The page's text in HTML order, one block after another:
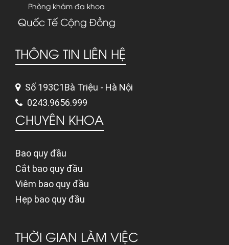
Phòng khám đa khoa
Quốc Tế Cộng Đồng
THÔNG TIN LIÊN HỆ
Số 193C1Bà Triệu - Hà Nội
0243.9656.999
CHUYÊN KHOA
Bao quy đầu
Cắt bao quy đầu
Viêm bao quy đầu
Hẹp bao quy đầu
THỜI GIAN LÀM VIỆC